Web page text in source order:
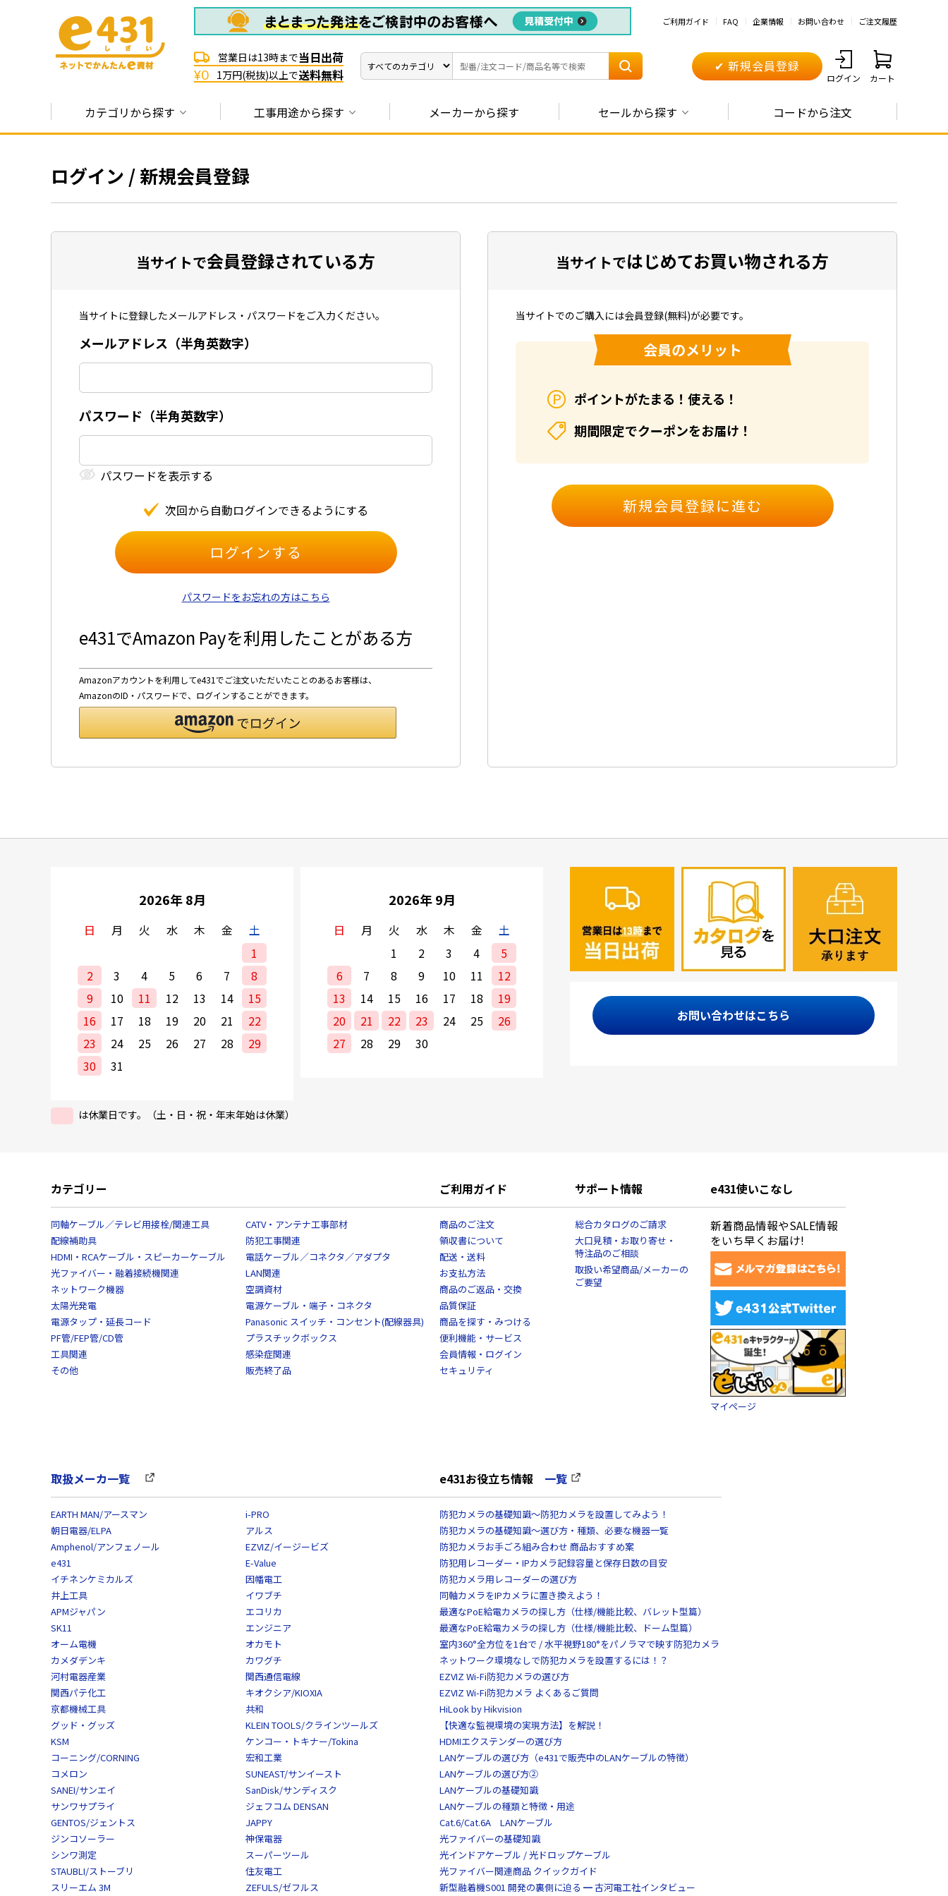
ご利用ガイド FAQ 企業情報 お問い合わせ ご注文履歴
営業日は13時まで当日出荷
¥0 1万円(税抜)以上で送料無料
✔ 新規会員登録
ログイン カート
カテゴリから探す 工事用途から探す メーカーから探す セールから探す コードから注文
ログイン / 新規会員登録
当サイトで会員登録されている方
当サイトに登録したメールアドレス・パスワードをご入力ください。
メールアドレス（半⾓英数字）
パスワード（半⾓英数字）
パスワードを表⽰する
次回から⾃動ログインできるようにする
パスワードをお忘れの方はこちら
e431でAmazon Payを利用したことがある方
Amazonアカウントを利用してe431でご注文いただいたことのあるお客様は、
AmazonのID・パスワードで、ログインすることができます。
当サイトではじめてお買い物される方
当サイトでのご購入には会員登録(無料)が必要です。
会員のメリット
ポイントがたまる！使える！
期間限定でクーポンをお届け！
2026年 8月
日 月 火 水 木 金
土
1
2
3 4 5 6 7
8
9
10 11 12 13 14
15
16
17 18 19 20 21
22
23
24 25 26 27 28
29
30
31
2026年 9月
日 月 火 水 木 金
土
1
2 3 4
5
6
7 8 9 10 11
12
13
14 15 16 17 18
19
20
21 22 23 24 25
26
27
28 29 30
は休業日です。（土・日・祝・年末年始は休業）
お問い合わせはこちら
カテゴリー
同軸ケーブル／テレビ用接栓/関連工具
CATV・アンテナ工事部材
配線補助具
防犯工事関連
HDMI・RCAケーブル・スピーカーケーブル
電話ケーブル／コネクタ／アダプタ
光ファイバー・融着接続機関連
LAN関連
ネットワーク機器
空調資材
太陽光発電
電源ケーブル・端子・コネクタ
電源タップ・延長コード
Panasonic スイッチ・コンセント(配線器具)
PF管/FEP管/CD管
プラスチックボックス
工具関連
感染症関連
その他
販売終了品
ご利用ガイド
商品のご注文
領収書について
配送・送料
お支払方法
商品のご返品・交換
品質保証
商品を探す・みつける
便利機能・サービス
会員情報・ログイン
セキュリティ
サポート情報
総合カタログのご請求
大口見積・お取り寄せ・
特注品のご相談
取扱い希望商品/メーカーの
ご要望
e431使いこなし
新着商品情報やSALE情報
をいち早くお届け!
マイページ
取扱メーカ一覧
EARTH MAN/アースマン
i-PRO
朝日電器/ELPA
アルス
Amphenol/アンフェノール
EZVIZ/イージービズ
e431
E-Value
イチネンケミカルズ
因幡電工
井上工具
イワブチ
APMジャパン
エコリカ
SK11
エンジニア
オーム電機
オカモト
カメダデンキ
カワグチ
河村電器産業
関西通信電線
関西パテ化工
キオクシア/KIOXIA
京都機械工具
共和
グッド・グッズ
KLEIN TOOLS/クラインツールズ
KSM
ケンコー・トキナー/Tokina
コーニング/CORNING
宏和工業
コメロン
SUNEAST/サンイースト
SANEI/サンエイ
SanDisk/サンディスク
サンワサプライ
ジェフコム DENSAN
GENTOS/ジェントス
JAPPY
ジンコソーラー
神保電器
シンワ測定
スーパーツール
STAUBLI/ストーブリ
住友電工
スリーエム 3M
ZEFULS/ゼフルス
e431お役立ち情報 一覧
防犯カメラの基礎知識～防犯カメラを設置してみよう！
防犯カメラの基礎知識～選び方・種類、必要な機器一覧
防犯カメラお手ごろ組み合わせ 商品おすすめ案
防犯用レコーダー・IPカメラ記録容量と保存日数の目安
防犯カメラ用レコーダーの選び方
同軸カメラをIPカメラに置き換えよう！
最適なPoE給電カメラの探し方（仕様/機能比較、バレット型篇）
最適なPoE給電カメラの探し方（仕様/機能比較、ドーム型篇）
室内360°全方位を1台で / 水平視野180°をパノラマで映す防犯カメラ
ネットワーク環境なしで防犯カメラを設置するには！？
EZVIZ Wi-Fi防犯カメラの選び方
EZVIZ Wi-Fi防犯カメラ よくあるご質問
HiLook by Hikvision
【快適な監視環境の実現方法】を解説！
HDMIエクステンダーの選び方
LANケーブルの選び方（e431で販売中のLANケーブルの特徴）
LANケーブルの選び方②
LANケーブルの基礎知識
LANケーブルの種類と特徴・用途
Cat.6/Cat.6A LANケーブル
光ファイバーの基礎知識
光インドアケーブル / 光ドロップケーブル
光ファイバー関連商品 クイックガイド
新型融着機S001 開発の裏側に迫る ━ 古河電工社インタビュー